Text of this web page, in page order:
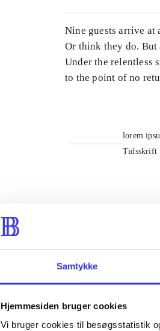
Samtykke
Hjemmesiden bruger cookies
Vi bruger cookies til besøgsstatistik
Nine guests arrive at
Or think they do. But
Under the relentless
to the point of no
lorem
Tidsskrift